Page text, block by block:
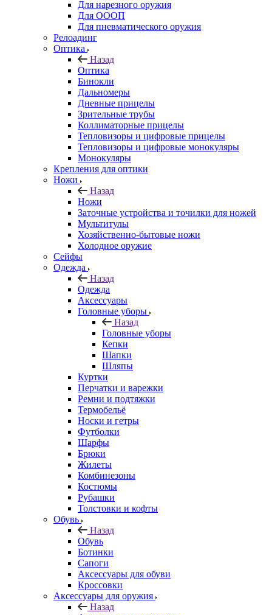
Для нарезного оружия
Для ОООП
Для пневматического оружия
Релоадинг
Оптика
Назад
Оптика
Бинокли
Дальномеры
Дневные прицелы
Зрительные трубы
Коллиматорные прицелы
Тепловизоры и цифровые прицелы
Тепловизоры и цифровые монокуляры
Монокуляры
Крепления для оптики
Ножи
Назад
Ножи
Заточные устройства и точилки для ножей
Мультитулы
Хозяйственно-бытовые ножи
Холодное оружие
Сейфы
Одежда
Назад
Одежда
Аксессуары
Головные уборы
Назад
Головные уборы
Кепки
Шапки
Шляпы
Куртки
Перчатки и варежки
Ремни и подтяжки
Термобельё
Носки и гетры
Футболки
Шарфы
Брюки
Жилеты
Комбинезоны
Костюмы
Рубашки
Толстовки и кофты
Обувь
Назад
Обувь
Ботинки
Сапоги
Аксессуары для обуви
Кроссовки
Аксессуары для оружия
Назад